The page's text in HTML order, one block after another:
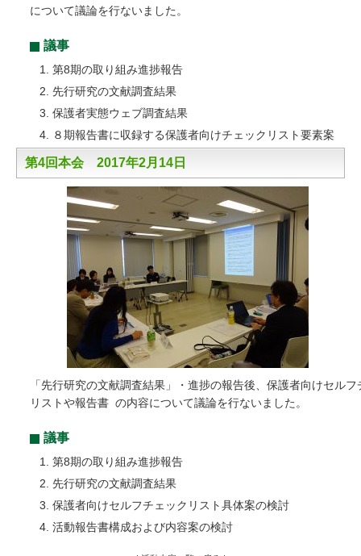
について議論を行ないました。
議事
第8期の取り組み進捗報告
先行研究の文献調査結果
保護者実態ウェブ調査結果
８期報告書に収録する保護者向けチェックリスト要素案
第4回本会 2017年2月14日
「先行研究の文献調査結果」・進捗の報告後、保護者向けセルフ
リストや報告書 の内容について議論を行ないました。
議事
第8期の取り組み進捗報告
先行研究の文献調査結果
保護者向けセルフチェックリスト具体案の検討
活動報告書構成および内容案の検討